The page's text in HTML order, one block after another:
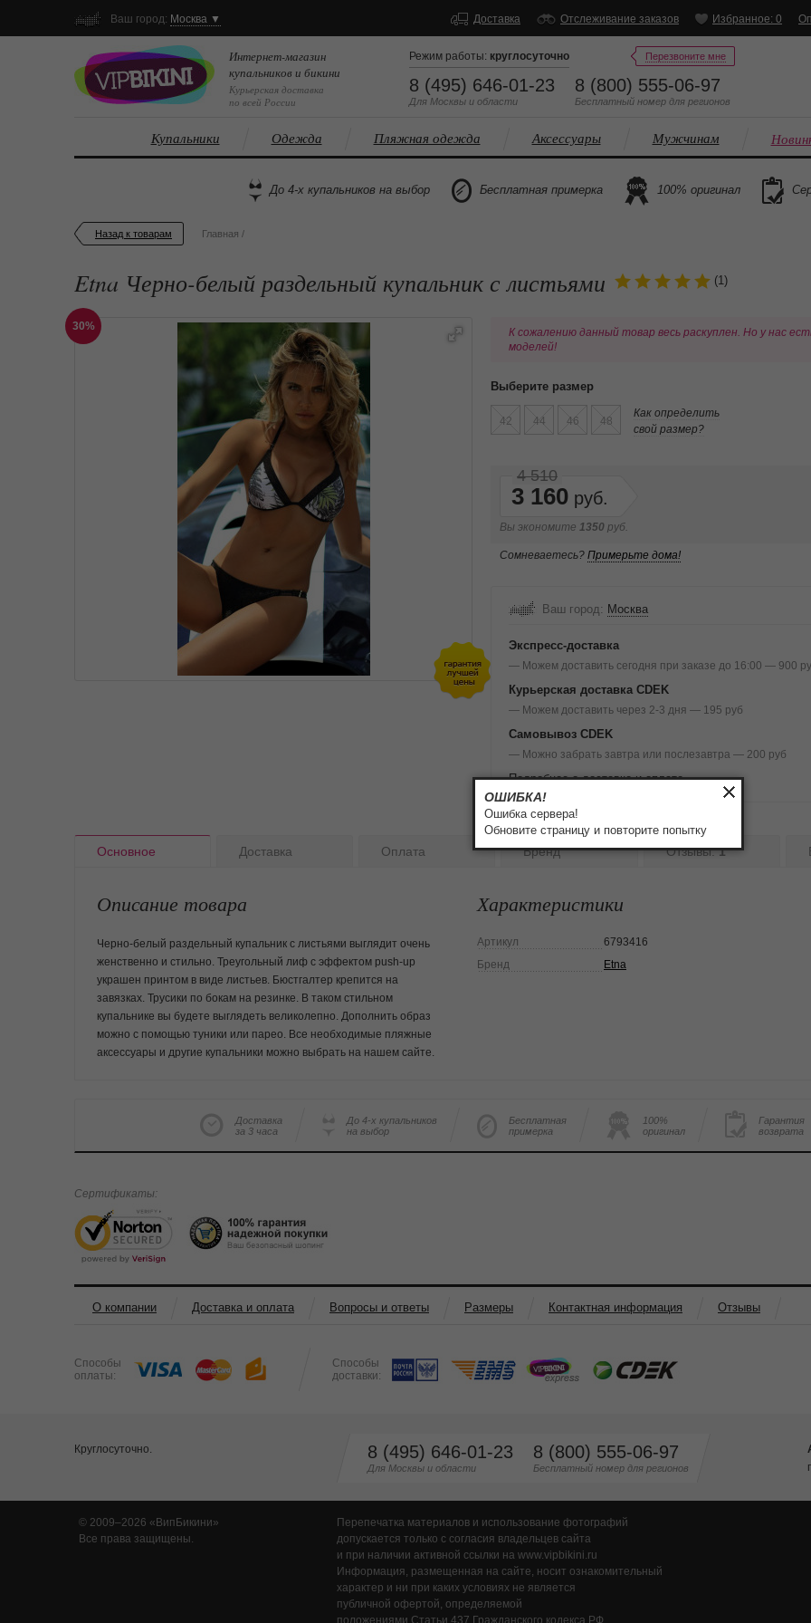
Ваш город: Москва ▼ Доставка Отслеживание заказов Избранное: 0
Интернет-магазин
купальников и бикини
Курьерская доставка
по всей России
Режим работы: круглосуточно
8 (495) 646-01-23
Для Москвы и области
8 (800) 555-06-97
Бесплатный номер для регионов
Перезвоните мне
Купальники Одежда Пляжная одежда Аксессуары Мужчинам
До 4-х купальников на выбор Бесплатная примерка 100% оригинал
Назад к товарам Главная /
Etna Черно-белый раздельный купальник с листьями (1)
30%
К сожалению данный товар весь раскуплен. Но у нас
моделей!
Выберите размер
42 44 46 48
Как определить
свой размер?
3 160
4 510
Вы экономите 1350 руб.
Сомневаетесь? Примерьте дома!
Ваш город: Москва
Экспресс-доставка
— Можем доставить сегодня при заказе до 16:00 — 900
Курьерская доставка CDEK
— Можем доставить через 2-3 дня — 195 руб
Самовывоз CDEK
— Можно забрать завтра или послезавтра — 200 руб
Подробнее о доставке и оплате
Основное Доставка Оплата Бренд Отзывы:1
Описание товара
Черно-белый раздельный купальник с листьями выглядит очень
женственно и стильно. Треугольный лиф с эффектом push-up
украшен принтом в виде листьев. Бюстгалтер крепится на
завязках. Трусики по бокам на резинке. В таком стильном
купальнике вы будете выглядеть великолепно. Дополнить образ
можно с помощью туники или парео. Все необходимые пляжные
аксессуары и другие купальники можно выбрать на нашем сайте.
Характеристики
Артикул
6793416
Бренд
Etna
Доставка
за 3 часа
До 4-х купальников
на выбор
Бесплатная
примерка
100%
оригинал
Гарантия
возврата
Сертификаты:
О компании Доставка и оплата Вопросы и ответы Размеры Контактная информация Отзывы
Способы
оплаты:
Способы
доставки:
Круглосуточно. 8 (495) 646-01-23
Для Москвы и области
8 (800) 555-06-97
Бесплатный номер для регионов
© 2009–2026
ВипБикини
Все права защищены.
Перепечатка материалов и использование фотографий
допускается только с согласия владельцев сайта
и при наличии активной ссылки на www.vipbikini.ru
Информация, размещенная на сайте, носит ознакомительный
характер и ни при каких условиях не является
публичной офертой, определяемой
положениями Статьи 437 Гражданского кодекса РФ.
ОШИБКА!
Ошибка сервера!
Обновите страницу и повторите попытку